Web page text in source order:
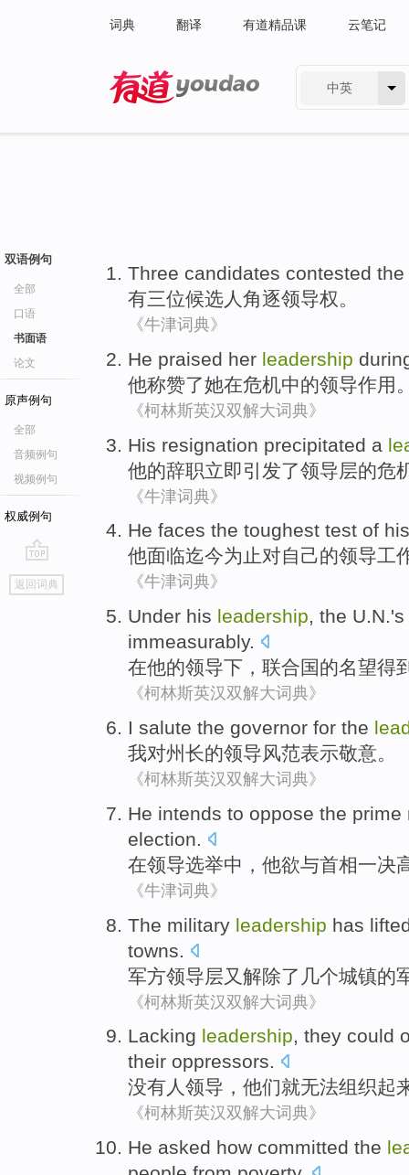
词典 翻译 有道精品课 云笔记
中英
双语例句
全部
口语
书面语
论文
原声例句
全部
音频例句
视频例句
权威例句
go
top
返回词典
Three candidates contested the
有三位候选人 角逐领导权。
《牛津词典》
He praised her leadership
他称赞了她在危机中的领导作用
《柯林斯英汉双解大词典》
His resignation precipitated a
他的辞职立即引发了领导层的危
《牛津词典》
He faces the toughest test of his
他面临迄今为止对自己的领导工
《牛津词典》
Under his leadership, the U.N.'s
immeasurably.
在他的领导下 ， 联合国的名望得
《柯林斯英汉双解大词典》
I salute the governor for the
我对州长的领导风范表示敬意。
《柯林斯英汉双解大词典》
He intends to oppose the prime
election.
在领导选举中， 他欲与首相一决
《牛津词典》
The military leadership has
towns
军方领导层又解除了 几个城镇的
《柯林斯英汉双解大词典》
Lacking leadership, they could
their oppressors.
没有人 领导 ， 他们就无法组织起
《柯林斯英汉双解大词典》
He asked how committed the